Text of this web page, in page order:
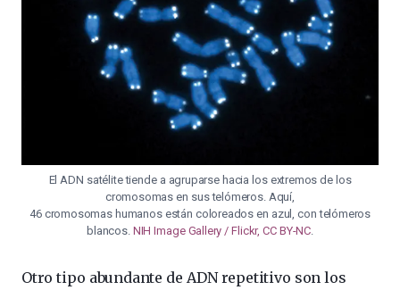
El ADN satélite tiende a agruparse hacia los extremos de los
cromosomas en sus telómeros. Aquí,
46 cromosomas humanos están coloreados en azul, con telómeros
blancos. NIH Image Gallery / Flickr, CC BY-NC
Otro tipo abundante de ADN repetitivo son los